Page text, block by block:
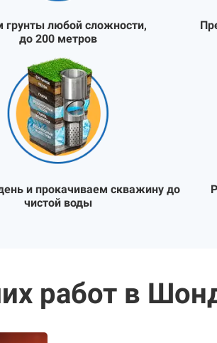
грунты любой сложности,
до 200 метров
и прокачиваем скважину до
чистой воды
работ в